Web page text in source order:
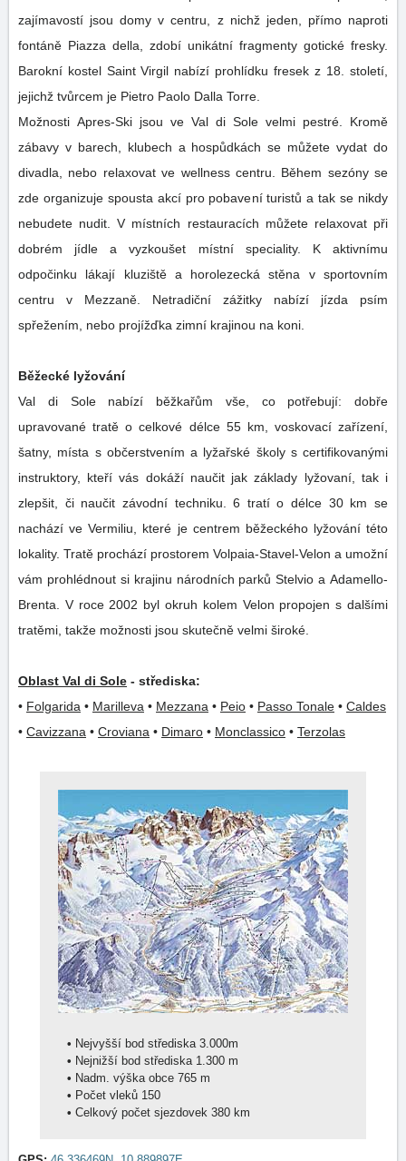
zajímavostí jsou domy v centru, z nichž jeden, přímo naproti
fontáně Piazza della, zdobí unikátní fragmenty gotické fresky.
Barokní kostel Saint Virgil nabízí prohlídku fresek z 18. století,
jejichž tvůrcem je Pietro Paolo Dalla Torre.
Možnosti Apres-Ski jsou ve Val di Sole velmi pestré. Kromě
zábavy v barech, klubech a hospůdkách se můžete vydat do
divadla, nebo relaxovat ve wellness centru. Během sezóny se
zde organizuje spousta akcí pro pobavení turistů a tak se nikdy
nebudete nudit. V místních restauracích můžete relaxovat při
dobrém jídle a vyzkoušet místní speciality. K aktivnímu
odpočinku lákají kluziště a horolezecká stěna v sportovním
centru v Mezzaně. Netradiční zážitky nabízí jízda psím
spřežením, nebo projížďka zimní krajinou na koni.
Běžecké lyžování
Val di Sole nabízí běžkařům vše, co potřebují: dobře
upravované tratě o celkové délce 55 km, voskovací zařízení,
šatny, místa s občerstvením a lyžařské školy s certifikovanými
instruktory, kteří vás dokáží naučit jak základy lyžovaní, tak i
zlepšit, či naučit závodní techniku. 6 tratí o délce 30 km se
nachází ve Vermiliu, které je centrem běžeckého lyžování této
lokality. Tratě prochází prostorem Volpaia-Stavel-Velon a umožní
vám prohlédnout si krajinu národních parků Stelvio a Adamello-
Brenta. V roce 2002 byl okruh kolem Velon propojen s dalšími
tratěmi, takže možnosti jsou skutečně velmi široké.
Oblast Val di Sole - střediska:
• Folgarida • Marilleva • Mezzana • Peio • Passo Tonale • Caldes
• Cavizzana • Croviana • Dimaro • Monclassico • Terzolas
•
Nejvyšší bod střediska 3.000m
•
Nejnižší bod střediska 1.300 m
• Nadm. výška obce 765 m
•
Počet vleků 150
• Celkový počet sjezdovek 380 km